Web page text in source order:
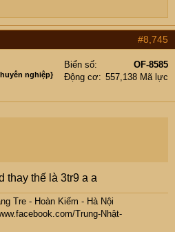
#8,745
nghiệp}
Biển số
OF-8585
Động cơ
557,138 Mã lực
thay thế là 3tr9 a a
Tre - Hoàn Kiếm - Hà Nội
Trung-Nhật-